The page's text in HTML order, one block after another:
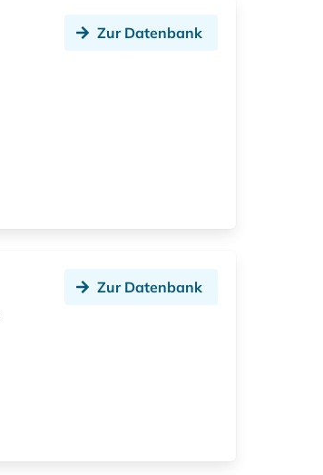
Zur Datenbank
Zur Datenbank